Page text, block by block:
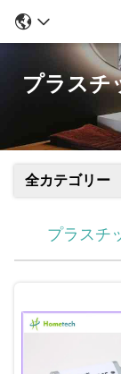
プラスチ
全カテゴリー
プラスチ